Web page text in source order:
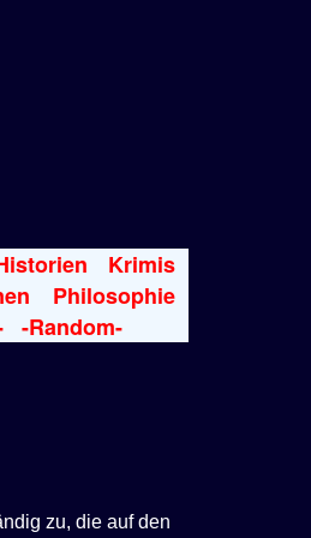
Krimis
Philosophie
-Random-
zu, die auf den